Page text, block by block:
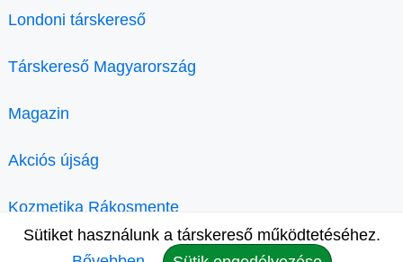
Londoni társkereső
Társkereső Magyarország
Magazin
Akciós újság
Kozmetika Rákosmente
Sütiket használunk a társkereső működtetéséhez.